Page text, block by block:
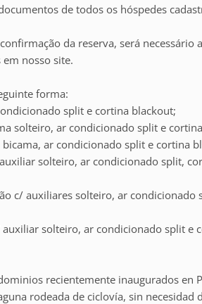
de todos os hóspedes
da reserva, será necessário
nosso site.
forma:
split e cortina blackout;
solteiro, ar condicionado split e
ar condicionado split e cortina
solteiro, ar condicionado split,
c/ auxiliares solteiro, ar condicionado
auxiliar solteiro, ar condicionado split e
recientemente inaugurados en
rodeada de ciclovía, sin necesidad